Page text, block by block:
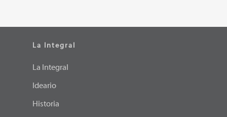
La Integral
La Integral
Ideario
Historia